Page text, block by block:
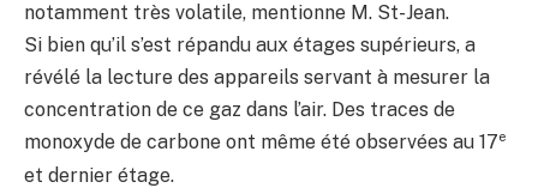
notamment très volatile, mentionne M. St-Jean.
Si bien qu’il s’est répandu aux étages supérieurs, a
révélé la lecture des appareils servant à mesurer la
concentration de ce gaz dans l’air. Des traces de
monoxyde de carbone ont même été observées au 17e
et dernier étage.